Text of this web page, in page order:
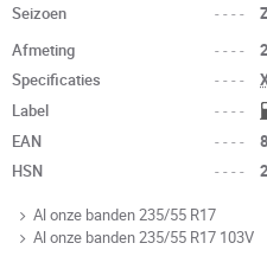
Seizoen
----
Afmeting
----
Specificaties ----
Label
----
EAN ----
HSN
----
Al onze banden 235/55 R17
Al onze banden 235/55 R17 103V